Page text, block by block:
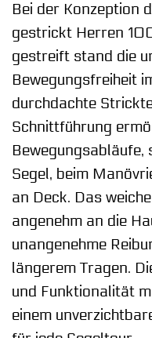
Bei der Konzeption
gestrickt Herren
gestreift stand die
Bewegungsfreiheit
durchdachte
Schnittführung
Bewegungsabläufe,
Segel, beim
an Deck. Das
angenehm an die
unangenehme
längerem Tragen.
und Funktionalität
einem